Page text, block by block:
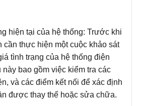
hiện tại của hệ thống: Trước khi
cần thực hiện một cuộc khảo sát
tình trạng của hệ thống điện
bao gồm việc kiểm tra các
và các điểm kết nối để xác định
được thay thế hoặc sửa chữa.